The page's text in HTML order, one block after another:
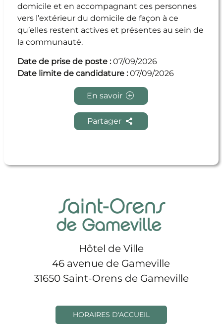
domicile et en accompagnant ces personnes
vers l’extérieur du domicile de façon à ce
qu’elles restent actives et présentes au sein de
la communauté.
Date de prise de poste :07/09/2026
Date limite de candidature :07/09/2026
En savoir
Partager
Hôtel de Ville
46 avenue de Gameville
31650 Saint-Orens de Gameville
HORAIRES D'ACCUEIL